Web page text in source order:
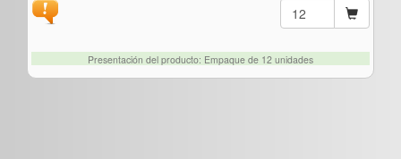
Presentación del producto: Empaque de 12 unidades